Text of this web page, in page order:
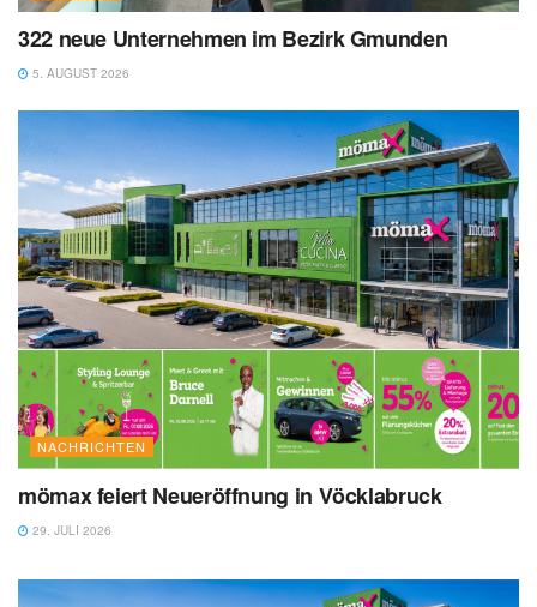
322 neue Unternehmen im Bezirk Gmunden
5. AUGUST 2026
NACHRICHTEN
mömax feiert Neueröffnung in Vöcklabruck
29. JULI 2026